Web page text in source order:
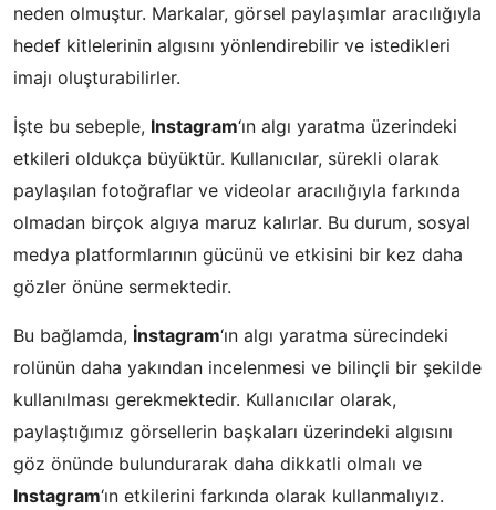
neden olmuştur. Markalar, görsel paylaşımlar aracılığıyla
hedef kitlelerinin algısını yönlendirebilir ve istedikleri
imajı oluşturabilirler.
İşte bu sebeple, Instagram‘ın algı yaratma üzerindeki
etkileri oldukça büyüktür. Kullanıcılar, sürekli olarak
paylaşılan fotoğraflar ve videolar aracılığıyla farkında
olmadan birçok algıya maruz kalırlar. Bu durum, sosyal
medya platformlarının gücünü ve etkisini bir kez daha
gözler önüne sermektedir.
Bu bağlamda, İnstagram‘ın algı yaratma sürecindeki
rolünün daha yakından incelenmesi ve bilinçli bir şekilde
kullanılması gerekmektedir. Kullanıcılar olarak,
paylaştığımız görsellerin başkaları üzerindeki algısını
göz önünde bulundurarak daha dikkatli olmalı ve
Instagram‘ın etkilerini farkında olarak kullanmalıyız.